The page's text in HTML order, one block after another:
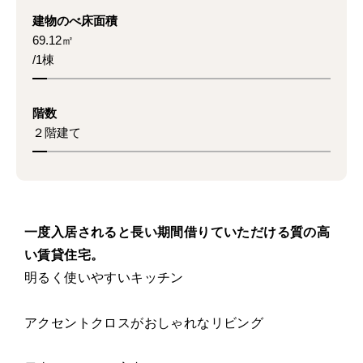
建物のべ床面積
69.12㎡
/1棟
階数
２階建て
一度入居されると長い期間借りていただける質の高
い賃貸住宅。
明るく使いやすいキッチン
アクセントクロスがおしゃれなリビング